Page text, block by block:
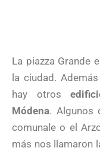
La piazza Grande
la ciudad.
hay otros
Módena. Algunos
comunale o el
más nos llamaron